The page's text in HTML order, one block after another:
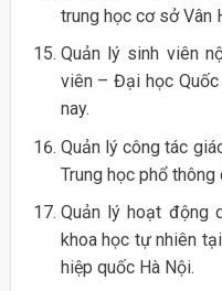
trung học cơ sở Vân
Quản lý sinh viên
viên – Đại học
nay.
Quản lý công tác
Trung học phổ
Quản lý hoạt động
khoa học tự nhiên
hiệp quốc Hà Nội.